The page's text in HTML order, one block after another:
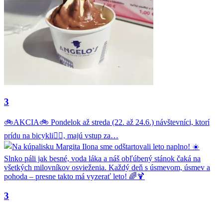
3
🚲AKCIA🚲 Pondelok až streda (22. až 24.6.) návštevníci, ktorí
prídu na bicykli🚴‍♂️, majú vstup za…
3